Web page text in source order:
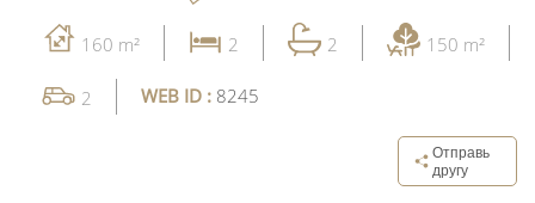
160 m² 2 2 150 m²
2 WEB ID : 8245
Отправь
другу